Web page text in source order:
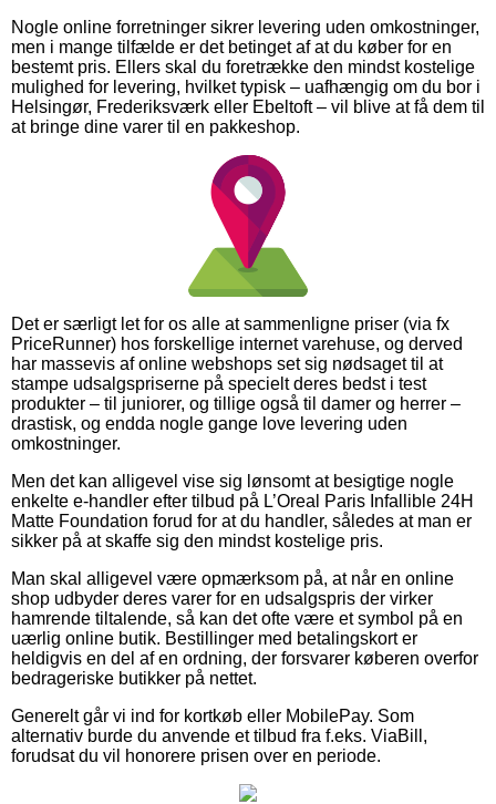
Nogle online forretninger sikrer levering uden omkostninger,
men i mange tilfælde er det betinget af at du køber for en
bestemt pris. Ellers skal du foretrække den mindst kostelige
mulighed for levering, hvilket typisk – uafhængig om du bor i
Helsingør, Frederiksværk eller Ebeltoft – vil blive at få dem til
at bringe dine varer til en pakkeshop.
Det er særligt let for os alle at sammenligne priser (via fx
PriceRunner) hos forskellige internet varehuse, og derved
har massevis af online webshops set sig nødsaget til at
stampe udsalgspriserne på specielt deres bedst i test
produkter – til juniorer, og tillige også til damer og herrer –
drastisk, og endda nogle gange love levering uden
omkostninger.
Men det kan alligevel vise sig lønsomt at besigtige nogle
enkelte e-handler efter tilbud på L’Oreal Paris Infallible 24H
Matte Foundation forud for at du handler, således at man er
sikker på at skaffe sig den mindst kostelige pris.
Man skal alligevel være opmærksom på, at når en online
shop udbyder deres varer for en udsalgspris der virker
hamrende tiltalende, så kan det ofte være et symbol på en
uærlig online butik. Bestillinger med betalingskort er
heldigvis en del af en ordning, der forsvarer køberen overfor
bedrageriske butikker på nettet.
Generelt går vi ind for kortkøb eller MobilePay. Som
alternativ burde du anvende et tilbud fra f.eks. ViaBill,
forudsat du vil honorere prisen over en periode.